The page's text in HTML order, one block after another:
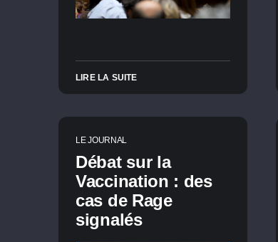
LIRE LA SUITE
LE JOURNAL
Débat sur la
Vaccination : des
cas de Rage
signalés